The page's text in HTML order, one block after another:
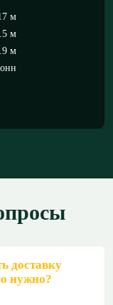
м
м
м
доставку
нужно?